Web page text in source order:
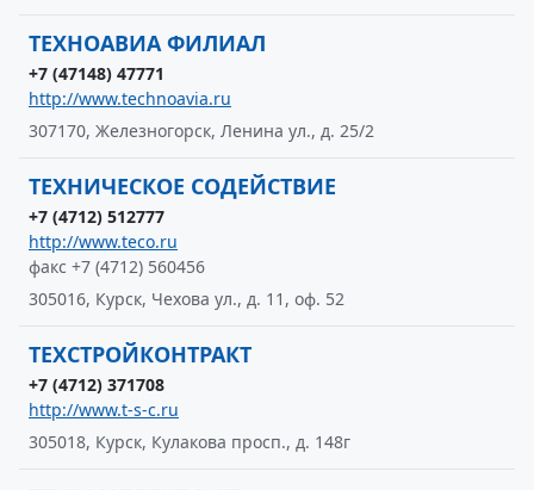
ТЕХНОАВИА ФИЛИАЛ
+7 (47148) 47771
http://www.technoavia.ru
307170, Железногорск, Ленина ул., д. 25/2
ТЕХНИЧЕСКОЕ СОДЕЙСТВИЕ
+7 (4712) 512777
http://www.teco.ru
факс +7 (4712) 560456
305016, Курск, Чехова ул., д. 11, оф. 52
ТЕХСТРОЙКОНТРАКТ
+7 (4712) 371708
http://www.t-s-c.ru
305018, Курск, Кулакова просп., д. 148г